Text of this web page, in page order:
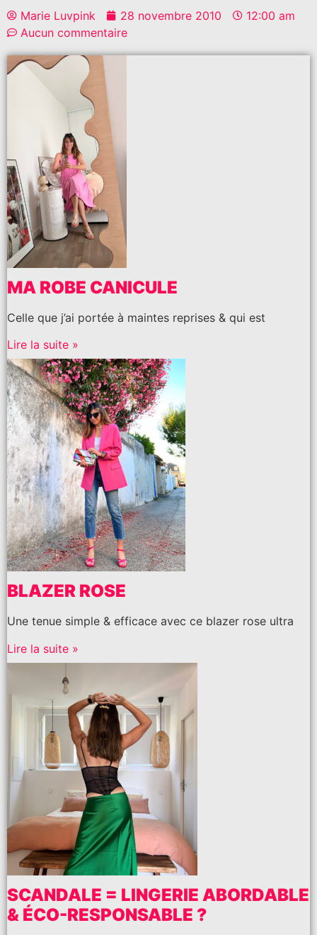
Marie Luvpink 28 novembre 2010
12:00 am
Aucun commentaire
MA ROBE CANICULE
Celle que j’ai portée à maintes reprises & qui est
Lire la suite »
BLAZER ROSE
Une tenue simple & efficace avec ce blazer rose ultra
Lire la suite »
SCANDALE = LINGERIE ABORDABLE
& ÉCO-RESPONSABLE ?